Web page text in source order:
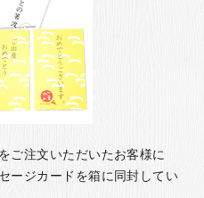
ご注文いただいたお客様に
ージカードを箱に同封してい